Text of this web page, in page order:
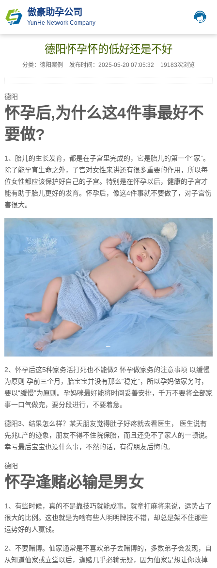
傲豪助孕公司
YunHe Network Company
德阳怀孕怀的低好还是不好
分类：德阳案例 发布时间：2025-05-20 07:05:32 19183次浏览
德阳
怀孕后,为什么这4件事最好不
要做?
1、胎儿的生长发育，都是在子宫里完成的，它是胎儿的第一个“家”。
除了能孕育生命之外，子宫对女性来讲还有很多重要的作用，所以每
位女性都应该保护好自己的子宫。特别是在怀孕以后，健康的子宫才
能有助于胎儿更好的发育。怀孕后，像这4件事就不要做了，对子宫伤
害很大。
2、怀孕后这5种家务活打死也不能做2 怀孕做家务的注意事项 以缓慢
为原则 孕前三个月，胎宝宝并没有那么“稳定”，所以孕妈做家务时，
要以“缓慢”为原则。孕妈咪最好能将时间妥善安排，千万不要将全部家
事一口气做完，要分段进行，不要着急。
德阳3、结果怎么样？某天朋友觉得肚子好疼就去看医生， 医生说有
先兆L产的迹象，朋友不得不住院保胎，而且还免不了家人的一顿说。
幸亏最后宝宝也没什么事，不然的话，有得朋友后悔的。
德阳
怀孕逢赌必输是男女
1、有些时候，真的不是靠技巧就能成事。就拿打麻将来说，运势占了
很大的比例。这也就是为啥有些人明明牌技不错，却总是架不住那些
运势好的人赢钱。
2、不要赌博。仙家通常是不喜欢弟子去赌博的，多数弟子会发现，自
从知道仙家或立堂以后，逢赌几乎必输无疑，因为仙家是想让你改掉